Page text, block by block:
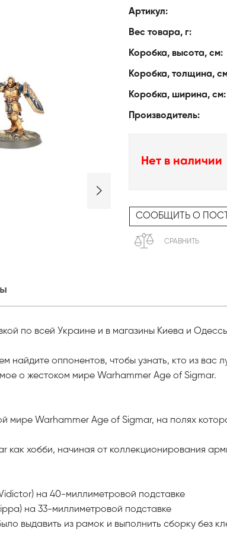
Артикул:
Вес товара, г:
Коробка, высота, см:
Коробка, толщина,
Коробка, ширина, см:
Производитель:
Нет в наличии
СООБЩИТЬ О
СРАВНИТЬ
по всей Украине и в магазины Киева и
найдите оппонентов, чтобы узнать, кто из вас
о жестоком мире Warhammer Age of Sigmar.
Warhammer Age of Sigmar, на полях
как хобби, начиная от коллекционирования
на 40-миллиметровой подставке
на 33-миллиметровой подставке
выдавить из рамок и выполнить сборку без